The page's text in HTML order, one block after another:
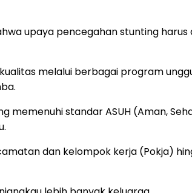
upaya pencegahan stunting harus
melalui berbagai program
standar ASUH (Aman,
dan kelompok kerja (Pokja)